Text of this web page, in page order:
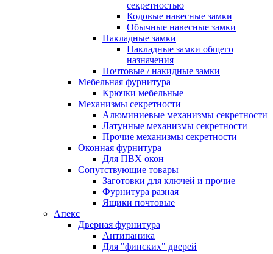
секретностью
Кодовые навесные замки
Обычные навесные замки
Накладные замки
Накладные замки общего
назначения
Почтовые / накидные замки
Мебельная фурнитура
Крючки мебельные
Механизмы секретности
Алюминиевые механизмы секретности
Латунные механизмы секретности
Прочие механизмы секретности
Оконная фурнитура
Для ПВХ окон
Сопутствующие товары
Заготовки для ключей и прочие
Фурнитура разная
Ящики почтовые
Апекс
Дверная фурнитура
Антипаника
Для "финских" дверей